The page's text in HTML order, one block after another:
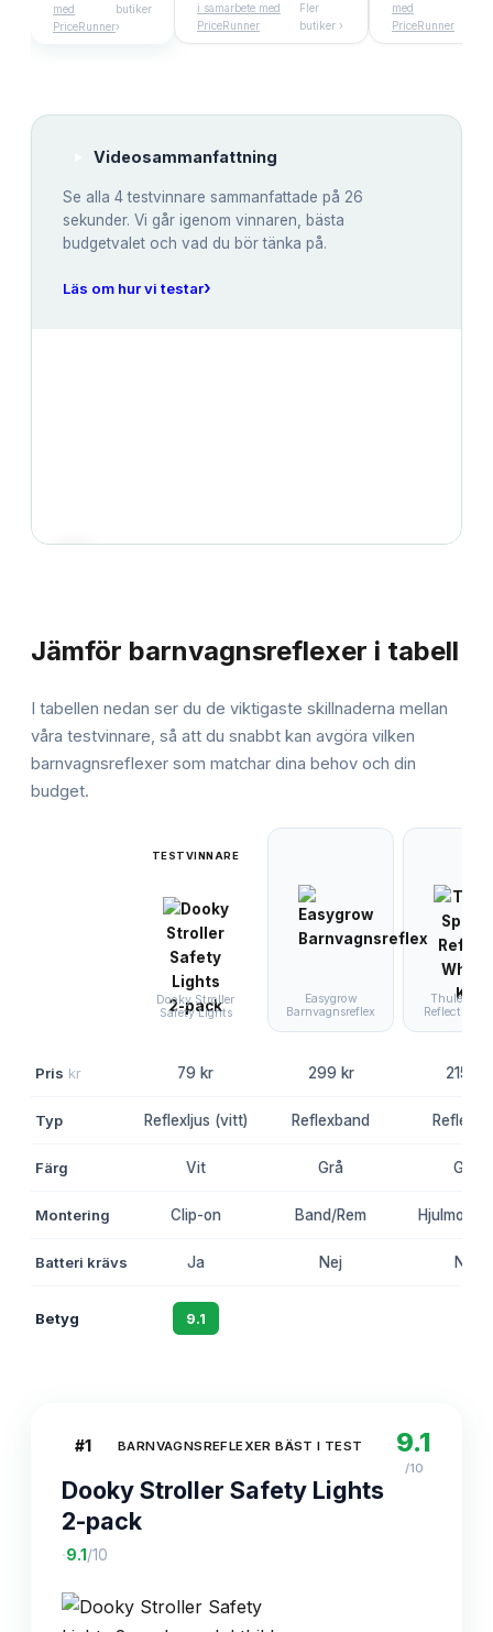
med
PriceRunner
butiker
›
i samarbete med
PriceRunner
Fler
butiker ›
med
PriceRunner
Videosammanfattning
Se alla 4testvinnare sammanfattade på 26
sekunder. Vi går igenom vinnaren, bästa
budgetvalet och vad du bör tänka på.
Läs om hur vi testar›
Jämför barnvagnsreflexer i tabell
I tabellen nedan ser du de viktigaste skillnaderna mellan
våra testvinnare, så att du snabbt kan avgöra vilken
barnvagnsreflexer som matchar dina behov och din
budget.
TESTVINNARE
Dooky Stroller
Safety Lights
Easygrow
Barnvagnsreflex
Thule
Reflect
Pris kr 79 kr 299 kr 215 kr
Typ Reflexljus (vitt) Reflexband
Färg Vit Grå Grå
Montering Clip-on Band/Rem
Batteri krävs Ja Nej Nej
Betyg 9.1
#1 BARNVAGNSREFLEXER BÄST I TEST
Dooky Stroller Safety Lights
2-pack
·9.1 /10
9.1
/10